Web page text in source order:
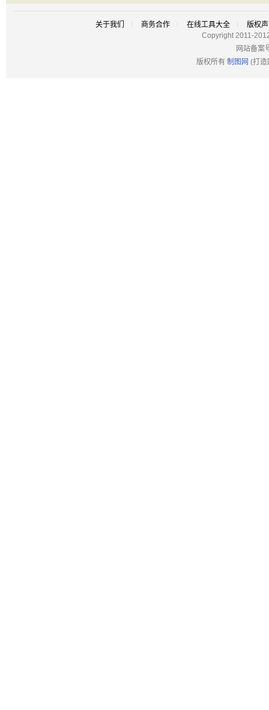
关于我们 商务合作 在线工具大全
版权
Copyright 2011-
网站备案
版权所有 制图网 (打造